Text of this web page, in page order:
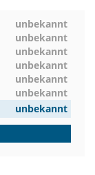
unbekannt
unbekannt
unbekannt
unbekannt
unbekannt
unbekannt
unbekannt